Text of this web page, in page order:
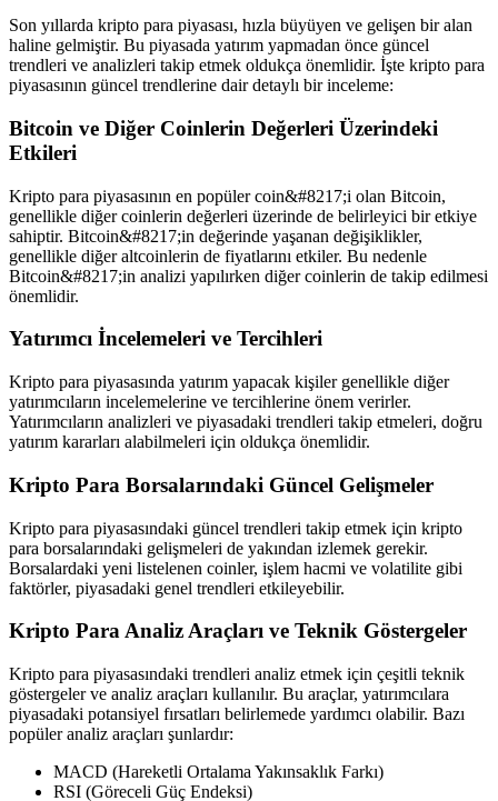
Son yıllarda kripto para piyasası, hızla büyüyen ve gelişen bir alan
haline gelmiştir. Bu piyasada yatırım yapmadan önce güncel
trendleri ve analizleri takip etmek oldukça önemlidir. İşte kripto para
piyasasının güncel trendlerine dair detaylı bir inceleme:
Bitcoin ve Diğer Coinlerin Değerleri Üzerindeki
Etkileri
Kripto para piyasasının en popüler coin&#8217;i olan Bitcoin,
genellikle diğer coinlerin değerleri üzerinde de belirleyici bir etkiye
sahiptir. Bitcoin&#8217;in değerinde yaşanan değişiklikler,
genellikle diğer altcoinlerin de fiyatlarını etkiler. Bu nedenle
Bitcoin&#8217;in analizi yapılırken diğer coinlerin de takip edilmesi
önemlidir.
Yatırımcı İncelemeleri ve Tercihleri
Kripto para piyasasında yatırım yapacak kişiler genellikle diğer
yatırımcıların incelemelerine ve tercihlerine önem verirler.
Yatırımcıların analizleri ve piyasadaki trendleri takip etmeleri, doğru
yatırım kararları alabilmeleri için oldukça önemlidir.
Kripto Para Borsalarındaki Güncel Gelişmeler
Kripto para piyasasındaki güncel trendleri takip etmek için kripto
para borsalarındaki gelişmeleri de yakından izlemek gerekir.
Borsalardaki yeni listelenen coinler, işlem hacmi ve volatilite gibi
faktörler, piyasadaki genel trendleri etkileyebilir.
Kripto Para Analiz Araçları ve Teknik Göstergeler
Kripto para piyasasındaki trendleri analiz etmek için çeşitli teknik
göstergeler ve analiz araçları kullanılır. Bu araçlar, yatırımcılara
piyasadaki potansiyel fırsatları belirlemede yardımcı olabilir. Bazı
popüler analiz araçları şunlardır:
MACD (Hareketli Ortalama Yakınsaklık Farkı)
RSI (Göreceli Güç Endeksi)